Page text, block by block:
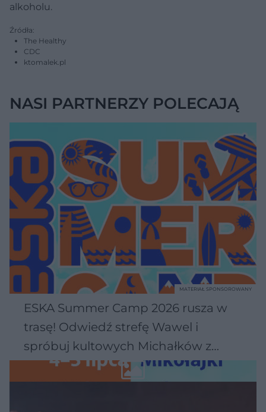
alkoholu.
Źródła:
The Healthy
CDC
ktomalek.pl
NASI PARTNERZY POLECAJĄ
ESKA Summer Camp 2026 rusza w
trasę! Odwiedź strefę Wawel i
spróbuj kultowych Michałków z
Wawelu
MATERIAŁ SPONSOROWANY